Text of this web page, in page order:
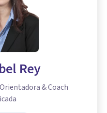
Rey
& Coach